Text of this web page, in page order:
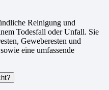
Reinigung und
Todesfall oder Unfall. Sie
Geweberesten und
eine umfassende